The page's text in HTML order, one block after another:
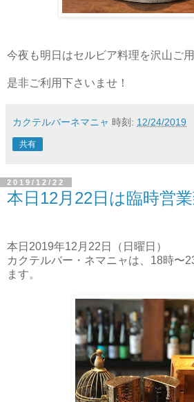
今夜も明日はセルビア料理を沢山ご
是非ご利用下さいませ！
カクテルバーネマニャ 時刻: 12/24/2019
共有
2019/12/22
本日12月22日は臨時営
本日2019年12月22日（日曜日）
カクテルバー・ネマニャは、18時〜
ます。